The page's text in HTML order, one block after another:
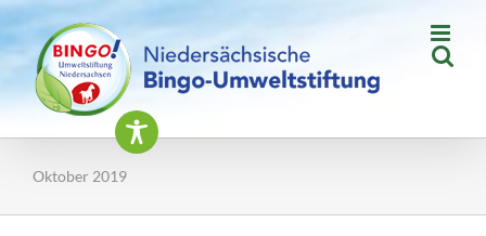
Zum
springen
Oktober 2019